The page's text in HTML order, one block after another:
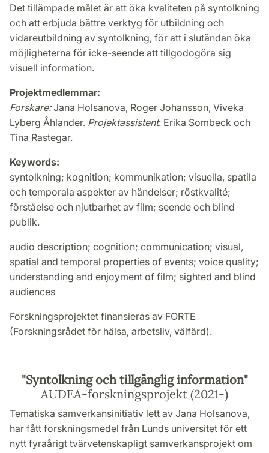
Det tillämpade målet är att öka kvaliteten på syntolkning
och att erbjuda bättre verktyg för utbildning och
vidareutbildning av syntolkning, för att i slutändan öka
möjligheterna för icke-seende att tillgodogöra sig
visuell information.
Projektmedlemmar:
Forskare:Jana Holsanova, Roger Johansson, Viveka
Lyberg Åhlander. Projektassistent: Erika Sombeck och
Tina Rastegar.
Keywords:
syntolkning; kognition; kommunikation; visuella, spatila
och temporala aspekter av händelser; röstkvalité;
förståelse och njutbarhet av film; seende och blind
publik.
audio description; cognition; communication; visual,
spatial and temporal properties of events; voice quality;
understanding and enjoyment of film; sighted and blind
audiences
Forskningsprojektet finansieras av FORTE
(Forskningsrådet för hälsa, arbetsliv, välfärd).
"Syntolkning och tillgänglig information"
AUDEA-forskningsprojekt (2021-)
Tematiska samverkansinitiativ lett av Jana Holsanova,
har fått forskningsmedel från Lunds universitet för ett
nytt fyraårigt tvärvetenskapligt samverkansprojekt om